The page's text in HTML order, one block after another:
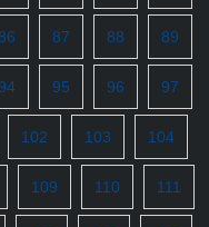
87 88 89
95 96 97
102 103 104
109 110 111